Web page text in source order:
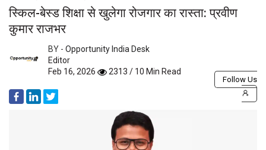
स्किल-बेस्ड शिक्षा से खुलेगा रोजगार का रास्ता: प्रवीण
कुमार राजभर
BY - Opportunity India Desk
Editor
Feb 16, 2026
2313 / 10 Min Read
Follow Us